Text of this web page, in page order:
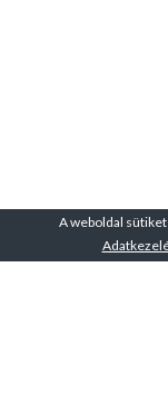
A weboldal sütiket